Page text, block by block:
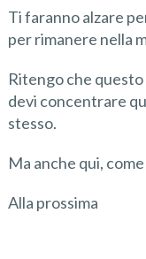
Ti faranno alzare
per rimanere nella
Ritengo che
devi concentrare
stesso.
Ma anche qui,
Alla prossima